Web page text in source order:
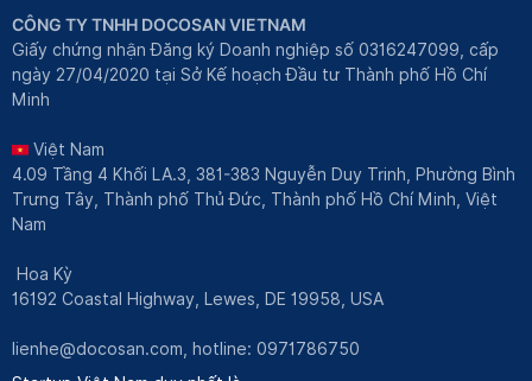
CÔNG TY TNHH DOCOSAN VIETNAM
Giấy chứng nhận Đăng ký Doanh nghiệp số 0316247099, cấp
ngày 27/04/2020 tại Sở Kế hoạch Đầu tư Thành phố Hồ Chí
Minh
Việt Nam
4.09 Tầng 4 Khối LA.3, 381-383 Nguyễn Duy Trinh, Phường Bình
Trưng Tây, Thành phố Thủ Đức, Thành phố Hồ Chí Minh, Việt
Nam
Hoa Kỳ
16192 Coastal Highway, Lewes, DE 19958, USA
lienhe@docosan.com , hotline: 0971786750